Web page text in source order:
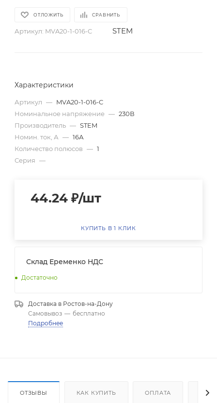
ОТЛОЖИТЬ СРАВНИТЬ
Артикул: MVA20-1-016-C STEM
Характеристики
Артикул — MVA20-1-016-C
Номинальное напряжение — 230В
Производитель — STEM
Номин. ток, А — 16А
Количество полюсов — 1
Серия —
44.24 ₽/шт
КУПИТЬ В 1 КЛИК
Склад Еременко НДС
Достаточно
Доставка в Ростов-на-Дону
Самовывоз — бесплатно
Подробнее
ОТЗЫВЫ КАК КУПИТЬ ОПЛАТА